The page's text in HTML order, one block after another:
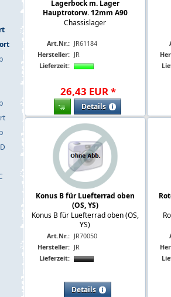
Lagerbock m. Lager
Hauptrotorw. 12mm A90
Chassislager
Art.Nr.: JR61184
Hersteller: JR
Lieferzeit:
26,43 EUR*
Details
Konus B für Luefterrad oben
(OS, YS)
Konus B für Luefterrad oben (OS,
YS)
Art.Nr.: JR70050
Hersteller: JR
Lieferzeit:
Details